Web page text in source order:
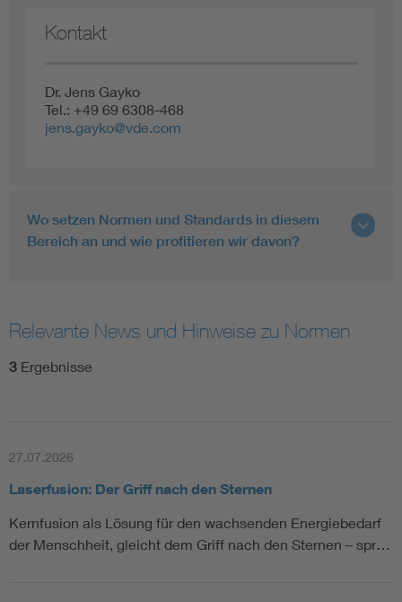
Kontakt
Dr. Jens Gayko
Tel.: +49 69 6308-468
jens.gayko@vde.com
Wo setzen Normen und Standards in diesem
Bereich an und wie profitieren wir davon?
Relevante News und Hinweise zu Normen
3 Ergebnisse
27.07.2026
Laserfusion: Der Griff nach den Sternen
Kernfusion als Lösung für den wachsenden Energiebedarf
der Menschheit, gleicht dem Griff nach den Sternen – spr…